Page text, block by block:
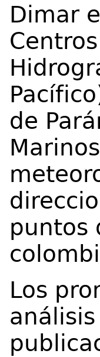
Dimar
de
puntos
Los